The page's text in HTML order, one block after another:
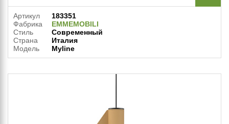
Артикул
183351
Фабрика
EMMEMOBILI
Стиль
Современный
Страна
Италия
Модель
Myline